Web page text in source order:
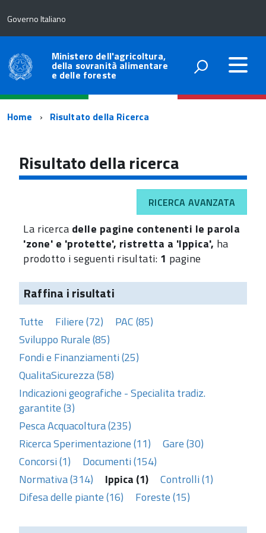
Governo Italiano
Ministero dell'agricoltura,
della sovranità alimentare
e delle foreste
Percorso
navigazione
Home Risultato della Ricerca
Risultato della ricerca
RICERCA AVANZATA
La ricerca delle pagine contenenti le parola
'zone' e 'protette', ristretta a 'Ippica', ha
prodotto i seguenti risultati: 1 pagine
Raffina i risultati
Tutte Filiere (72)
PAC (85)
Sviluppo Rurale (85)
Fondi e Finanziamenti (25)
QualitaSicurezza (58)
Indicazioni geografiche - Specialita tradiz.
garantite (3)
Pesca Acquacoltura (235)
Ricerca Sperimentazione (11)
Gare (30)
Concorsi (1)
Documenti (154)
Normativa (314)
Ippica (1)
Controlli (1)
Difesa delle piante (16)
Foreste (15)